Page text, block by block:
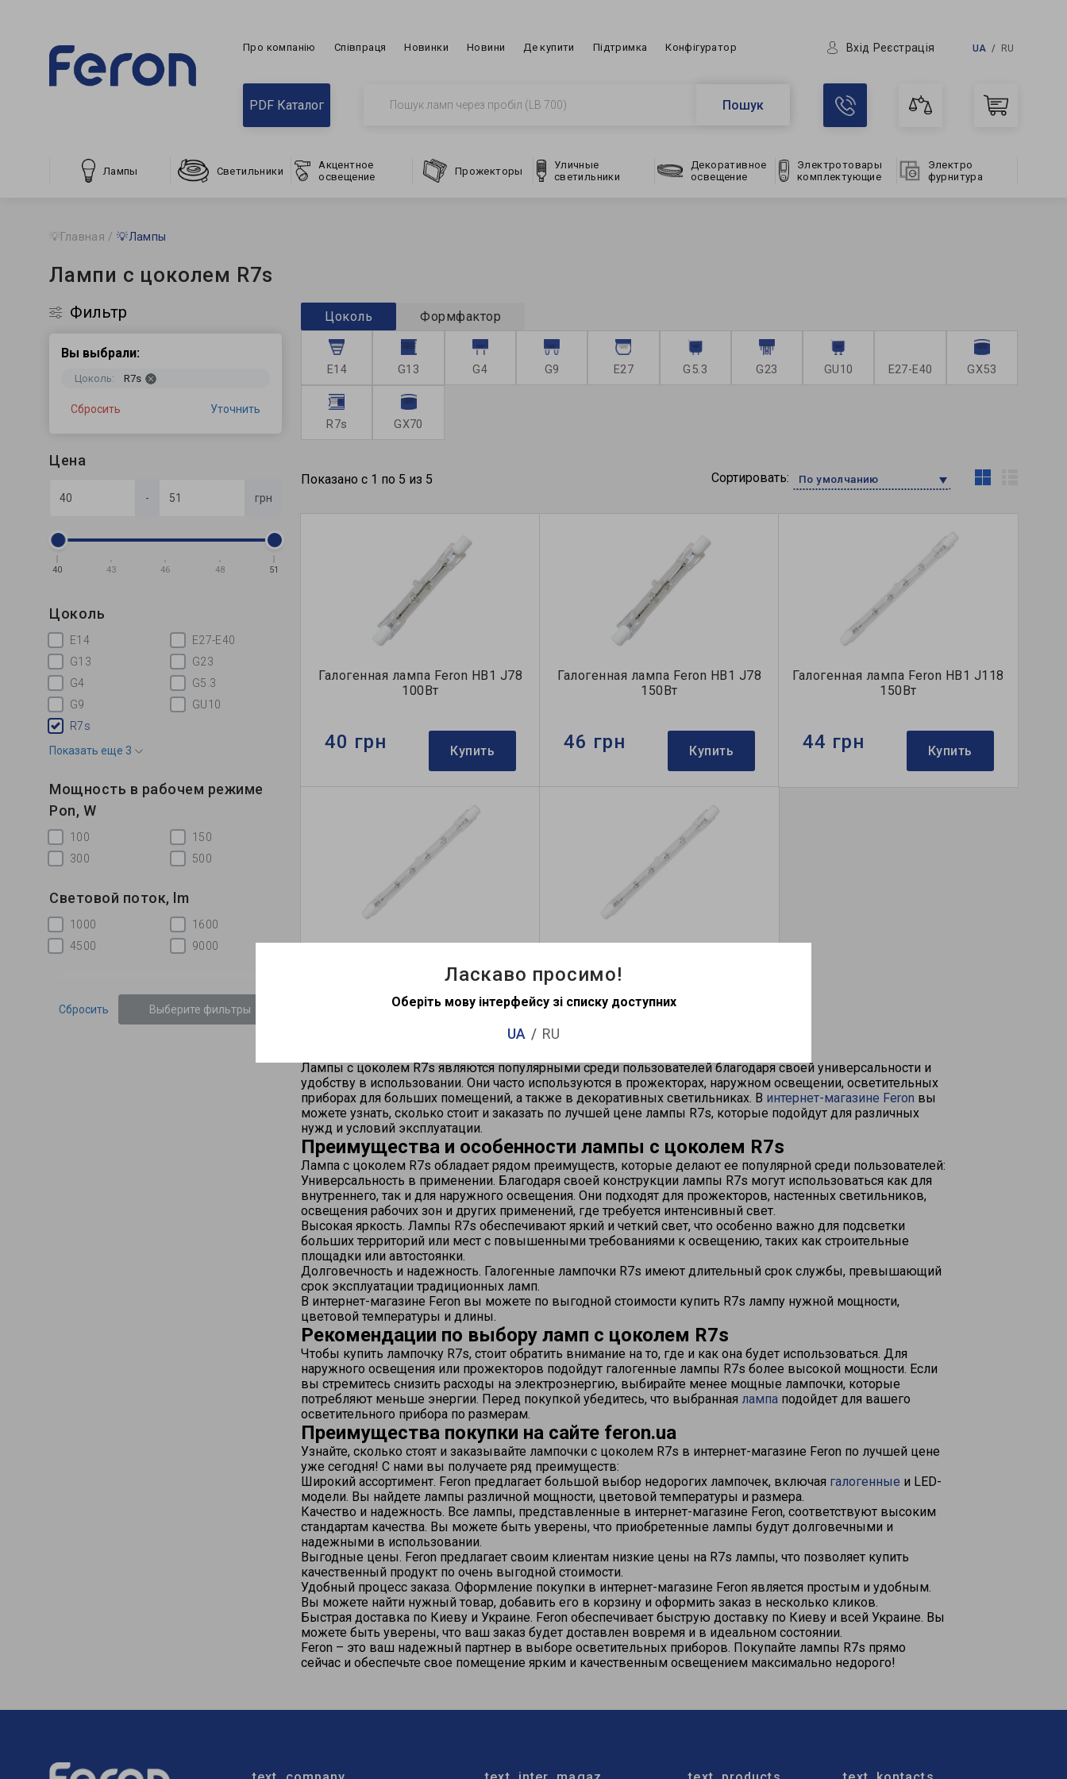
Про компанію Співпраця Новинки Новини Де купити Підтримка Конфігуратор Вхід Реєстрація UA RU
PDF Каталог Пошук
Лампы Светильники
Акцентное
освещение
Прожекторы
Уличные
светильники
Декоративное
освещение
Электротовары
комплектующие
Электро
фурнитура
💡Главная 💡Лампы
Лампи с цоколем R7s
Фильтр
Вы выбрали:
Цоколь: R7s
Сбросить Уточнить
Цена
- грн
40 43 46 48 51
Цоколь
E14
E27-E40
G13
G23
G4
G5.3
G9
GU10
R7s
Показать еще 3
Мощность в рабочем режиме
Pon, W
100
150
300
500
Световой поток, lm
1000
1600
4500
9000
Сбросить Выберите фильтры
Цоколь Формфактор
E14 G13 G4 G9 Е27 G5.3 G23 GU10 E27-E40 GX53
R7s GX70
Показано с 1 по 5 из 5 Сортировать: По умолчанию
Галогенная лампа Feron HB1 J78
100Вт
40 грн Купить
Галогенная лампа Feron HB1 J78
150Вт
46 грн Купить
Галогенная лампа Feron HB1 J118
150Вт
44 грн Купить
51 грн
Лампы с цоколем R7s являются популярными среди пользователей благодаря своей универсальности и
удобству в использовании. Они часто используются в прожекторах, наружном освещении, осветительных
приборах для больших помещений, а также в декоративных светильниках. В интернет-магазине Feron вы
можете узнать, сколько стоит и заказать по лучшей цене лампы R7s, которые подойдут для различных
нужд и условий эксплуатации.
Преимущества и особенности лампы с цоколем R7s
Лампа с цоколем R7s обладает рядом преимуществ, которые делают ее популярной среди пользователей:
Универсальность в применении. Благодаря своей конструкции лампы R7s могут использоваться как для
внутреннего, так и для наружного освещения. Они подходят для прожекторов, настенных светильников,
освещения рабочих зон и других применений, где требуется интенсивный свет.
Высокая яркость. Лампы R7s обеспечивают яркий и четкий свет, что особенно важно для подсветки
больших территорий или мест с повышенными требованиями к освещению, таких как строительные
площадки или автостоянки.
Долговечность и надежность. Галогенные лампочки R7s имеют длительный срок службы, превышающий
срок эксплуатации традиционных ламп.
В интернет-магазине Feron вы можете по выгодной стоимости купить R7s лампу нужной мощности,
цветовой температуры и длины.
Рекомендации по выбору ламп с цоколем R7s
Чтобы купить лампочку R7s, стоит обратить внимание на то, где и как она будет использоваться. Для
наружного освещения или прожекторов подойдут галогенные лампы R7s более высокой мощности. Если
вы стремитесь снизить расходы на электроэнергию, выбирайте менее мощные лампочки, которые
потребляют меньше энергии. Перед покупкой убедитесь, что выбраннаялампа подойдет для вашего
осветительного прибора по размерам.
Преимущества покупки на сайте feron.ua
Узнайте, сколько стоят и заказывайте лампочки с цоколем R7s в интернет-магазине Feron по лучшей цене
уже сегодня! С нами вы получаете ряд преимуществ:
Широкий ассортимент. Feron предлагает большой выбор недорогих лампочек, включая галогенные и LED-
модели. Вы найдете лампы различной мощности, цветовой температуры и размера.
Качество и надежность. Все лампы, представленные в интернет-магазине Feron, соответствуют высоким
стандартам качества. Вы можете быть уверены, что приобретенные лампы будут долговечными и
надежными в использовании.
Выгодные цены. Feron предлагает своим клиентам низкие цены на R7s лампы, что позволяет купить
качественный продукт по очень выгодной стоимости.
Удобный процесс заказа. Оформление покупки в интернет-магазине Feron является простым и удобным.
Вы можете найти нужный товар, добавить его в корзину и оформить заказ в несколько кликов.
Быстрая доставка по Киеву и Украине. Feron обеспечивает быструю доставку по Киеву и всей Украине. Вы
можете быть уверены, что ваш заказ будет доставлен вовремя и в идеальном состоянии.
Feron – это ваш надежный партнер в выборе осветительных приборов. Покупайте лампы R7s прямо
сейчас и обеспечьте свое помещение ярким и качественным освещением максимально недорого!
Ласкаво просимо!
Оберіть мову інтерфейсу зі списку доступних
UA RU